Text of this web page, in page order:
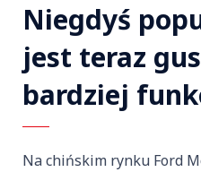
Niegdyś
jest teraz
bardziej
Na chińskim rynku Ford